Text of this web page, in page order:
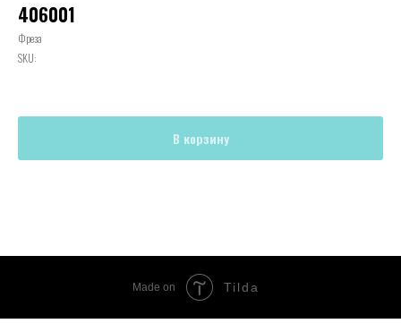
406001
Фреза
SKU:
В корзину
Made on Tilda